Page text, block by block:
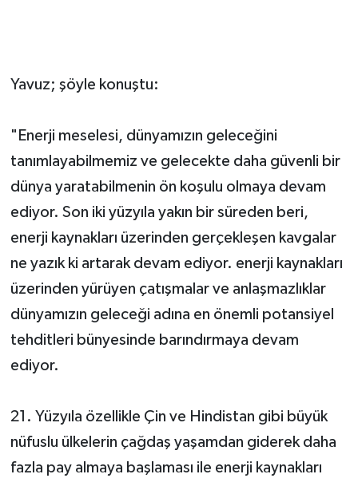
Yavuz; şöyle konuştu:
"Enerji meselesi, dünyamızın geleceğini
tanımlayabilmemiz ve gelecekte daha güvenli bir
dünya yaratabilmenin ön koşulu olmaya devam
ediyor. Son iki yüzyıla yakın bir süreden beri,
enerji kaynakları üzerinden gerçekleşen kavgalar
ne yazık ki artarak devam ediyor. enerji kaynakları
üzerinden yürüyen çatışmalar ve anlaşmazlıklar
dünyamızın geleceği adına en önemli potansiyel
tehditleri bünyesinde barındırmaya devam
ediyor.
21. Yüzyıla özellikle Çin ve Hindistan gibi büyük
nüfuslu ülkelerin çağdaş yaşamdan giderek daha
fazla pay almaya başlaması ile enerji kaynakları